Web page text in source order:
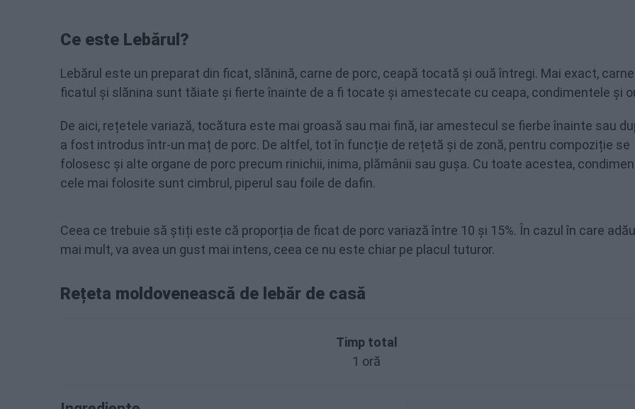
Ce este Lebărul?
Lebărul este un preparat din ficat, slănină, carne de porc, ceapă tocată și ouă întregi. Mai exact,
ficatul și slănina sunt tăiate și fierte înainte de a fi tocate și amestecate cu ceapa, condimentele și
De aici, rețetele variază, tocătura este mai groasă sau mai fină, iar amestecul se fierbe înainte sau
a fost introdus într-un maț de porc. De altfel, tot în funcție de rețetă și de zonă, pentru compoziție se
folosesc și alte organe de porc precum rinichii, inima, plămânii sau gușa. Cu toate acestea,
cele mai folosite sunt cimbrul, piperul sau foile de dafin.
Ceea ce trebuie să știți este că proporția de ficat de porc variază între 10 și 15%. În cazul în care
mai mult, va avea un gust mai intens, ceea ce nu este chiar pe placul tuturor.
Rețeta moldovenească de lebăr de casă
Timp total
1 oră